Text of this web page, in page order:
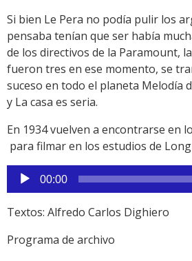
Si bien Le Pera no podía pulir los
pensaba tenían que ser había
de los directivos de la Paramount,
fueron tres en ese momento, se
suceso en todo el planeta Melodía
y La casa es seria.
En 1934 vuelven a encontrarse en
para filmar en los estudios de
Reproductor
de
audio
00:00
Textos: Alfredo Carlos Dighiero
Programa de archivo